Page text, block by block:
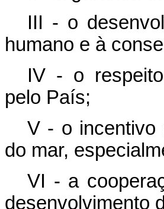
III - o
humano e à
IV - o
pelo País;
V - o incentivo
do mar,
VI - a
desenvolvimento